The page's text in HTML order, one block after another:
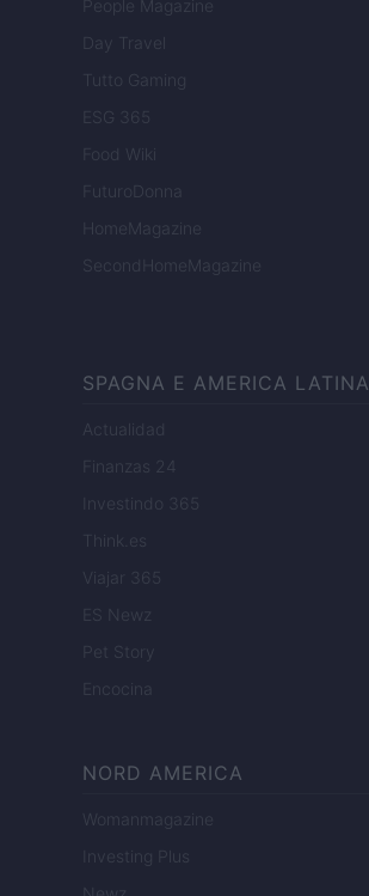
People Magazine
Day Travel
Tutto Gaming
ESG 365
Food Wiki
FuturoDonna
HomeMagazine
SecondHomeMagazine
SPAGNA E AMERICA LATINA
Actualidad
Finanzas 24
Investindo 365
Think.es
Viajar 365
ES Newz
Pet Story
Encocina
NORD AMERICA
Womanmagazine
Investing Plus